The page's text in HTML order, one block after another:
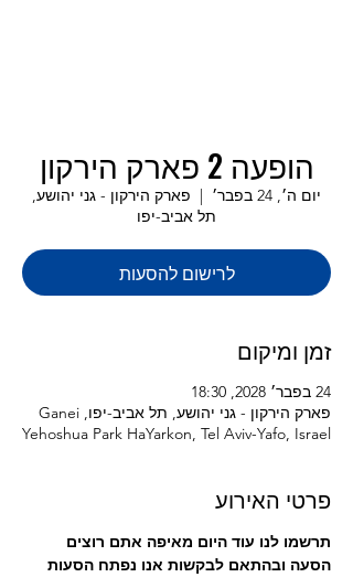
הופעה 2 פארק הירקון
יום ה׳, 24 בפבר׳
  |
פארק הירקון - גני יהושע,
תל אביב-יפו
לרישום להסעות
זמן ומיקום
24 בפבר׳ 2028, 18:30
פארק הירקון - גני יהושע, תל אביב-יפו, Ganei
Yehoshua Park HaYarkon, Tel Aviv-Yafo, Israel
פרטי האירוע
תרשמו לנו עוד היום מאיפה אתם רוצים
הסעה ובהתאם לבקשות אנו נפתח הסעות